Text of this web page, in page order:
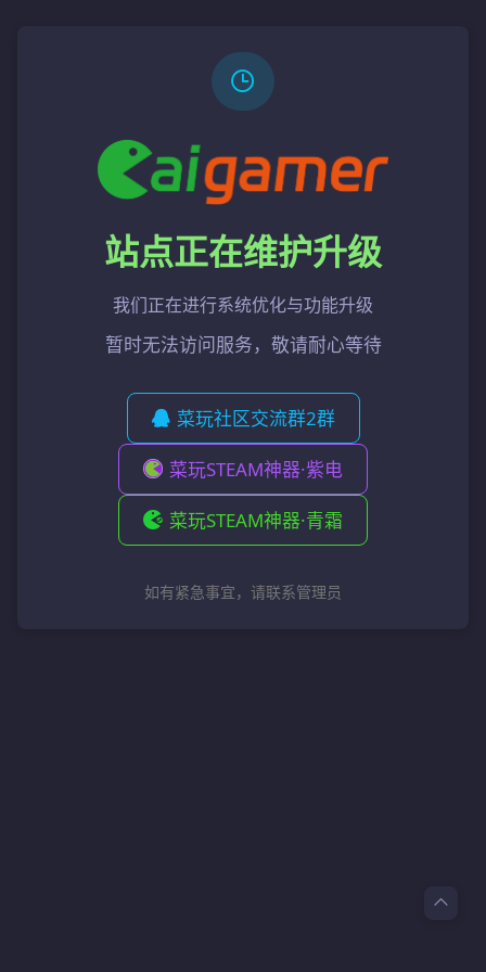
站点正在维护升级
我们正在进行系统优化与功能升级
暂时无法访问服务，敬请耐心等待
菜玩社区交流群2群
菜玩STEAM神器·紫电
菜玩STEAM神器·青霜
如有紧急事宜，请联系管理员